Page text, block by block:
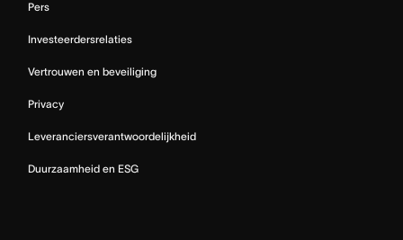
Pers
Investeerdersrelaties
Vertrouwen en beveiliging
Privacy
Leveranciersverantwoordelijkheid
Duurzaamheid en ESG